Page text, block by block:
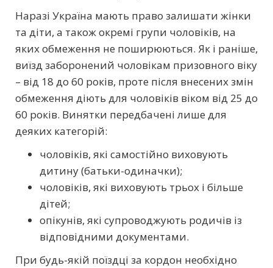
Наразі Україна мають право залишати жінки
та діти, а також окремі групи чоловіків, на
яких обмеження не поширюються. Як і раніше,
виїзд заборонений чоловікам призовного віку
– від 18 до 60 років, проте після внесених змін
обмеження діють для чоловіків віком від 25 до
60 років. Винятки передбачені лише для
деяких категорій:
чоловіків, які самостійно виховують
дитину (батьки-одиначки);
чоловіків, які виховують трьох і більше
дітей;
опікунів, які супроводжують родичів із
відповідними документами.
При будь-якій поїздці за кордон необхідно